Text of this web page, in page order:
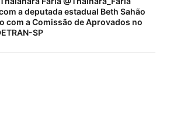
a deputada estadual Beth Sahão
com a Comissão de Aprovados no
SP